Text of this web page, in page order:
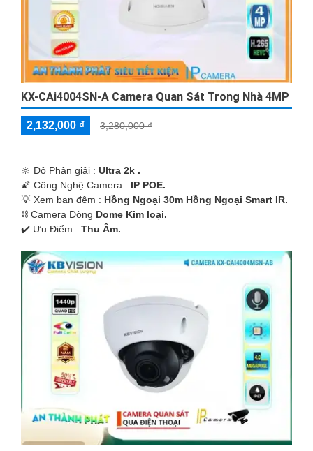
KX-CAi4004SN-A Camera Quan Sát Trong Nhà 4MP
2,132,000 ₫ 3,280,000 ₫
🔆 Độ Phân giải : Ultra 2k .
🌠 Công Nghệ Camera : IP POE.
💡 Xem ban đêm : Hồng Ngoại 30m Hồng Ngoại Smart IR.
⛓ Camera Dòng Dome Kim loại.
️✔️ Ưu Điểm : Thu Âm.